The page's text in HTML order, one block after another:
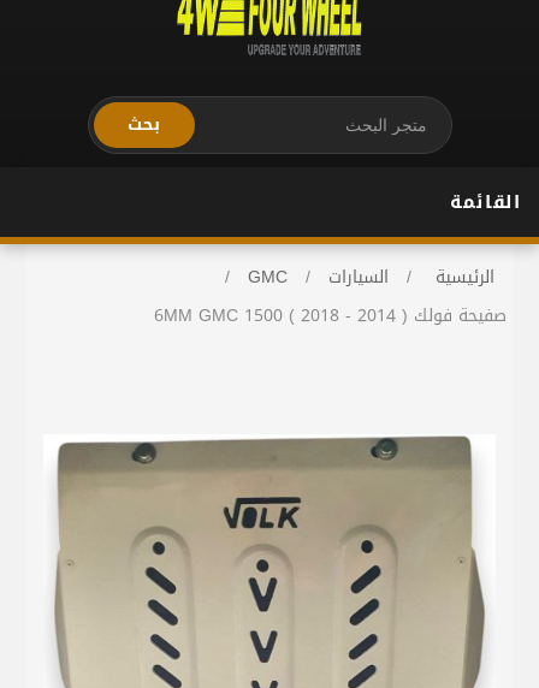
بحث
القائمة
الرئيسية / السيارات /
GMC
/
صفيحة فولك 6MM GMC 1500 ( 2018 - 2014 )